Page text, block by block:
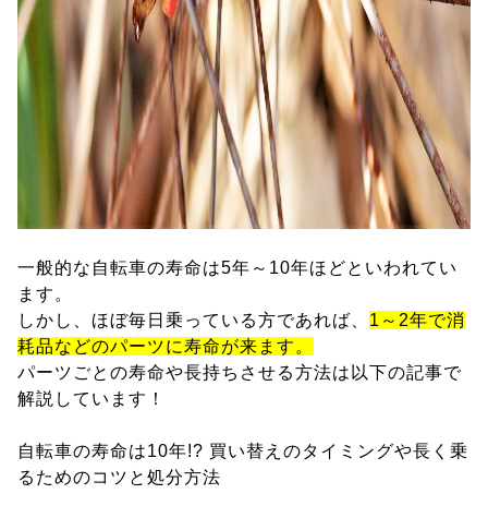
一般的な自転車の寿命は5年～10年ほどといわれてい
ます。
しかし、ほぼ毎日乗っている方であれば、 1～2年で消
耗品などのパーツに寿命が来ます。
パーツごとの寿命や長持ちさせる方法は以下の記事で
解説しています！
自転車の寿命は10年!? 買い替えのタイミングや長く乗
るためのコツと処分方法